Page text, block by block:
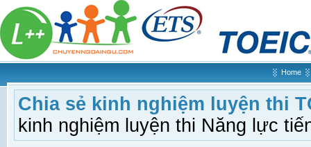
Home
Chia sẻ kinh nghiệm luyện thi
kinh nghiệm luyện thi Năng lực